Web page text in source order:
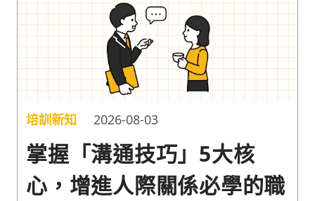
培訓新知 2026-08-03
掌握「溝通技巧」5大核
心，增進人際關係必學的職